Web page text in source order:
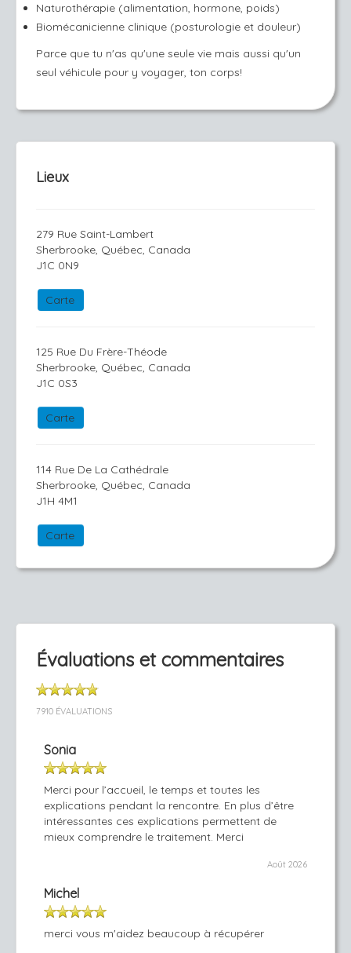
Naturothérapie (alimentation, hormone, poids)
Biomécanicienne clinique (posturologie et douleur)
Parce que tu n'as qu'une seule vie mais aussi qu'un
seul véhicule pour y voyager, ton corps!
Lieux
279 Rue Saint-Lambert
Sherbrooke, Québec, Canada
J1C 0N9
Carte
125 Rue Du Frère-Théode
Sherbrooke, Québec, Canada
J1C 0S3
Carte
114 Rue De La Cathédrale
Sherbrooke, Québec, Canada
J1H 4M1
Carte
Évaluations et commentaires
7910 ÉVALUATIONS
Sonia
Merci pour l’accueil, le temps et toutes les
explications pendant la rencontre. En plus d’être
intéressantes ces explications permettent de
mieux comprendre le traitement. Merci
Août 2026
Michel
merci vous m'aidez beaucoup à récupérer